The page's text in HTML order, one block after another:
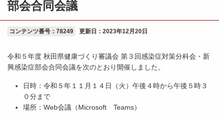
部会合同会議
コンテンツ番号：78249 更新日： 2023年12月20日
令和５年度 秋田県健康づくり審議会 第３回感染症対策分科会・新
興感染症部会合同会議を次のとおり開催しました。
日時：令和５年１１月１４日（火）午後４時から午後５時３
０分まで
場所：Web会議（Microsoft Teams）